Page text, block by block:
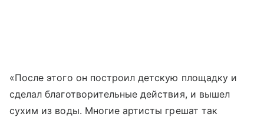
«После этого он построил детскую площадку и
сделал благотворительные действия, и вышел
сухим из воды. Многие артисты грешат так